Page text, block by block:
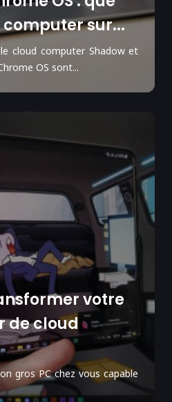
sur...
cloud computer Shadow et
OS sont...
votre
de cloud
gros PC chez vous capable